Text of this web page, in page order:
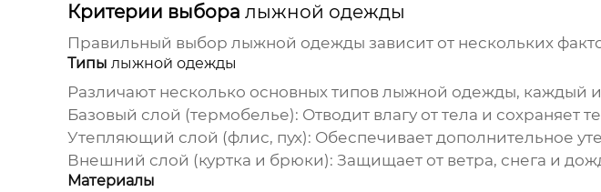
Критерии выбора лыжной одежды
Правильный выбор лыжной одежды зависит от нескольких
Типы лыжной одежды
Различают несколько основных типов лыжной одежды, каждый
Базовый слой (термобелье): Отводит влагу от тела и сохраняет
Утепляющий слой (флис, пух): Обеспечивает дополнительное
Внешний слой (куртка и брюки): Защищает от ветра, снега и
Материалы